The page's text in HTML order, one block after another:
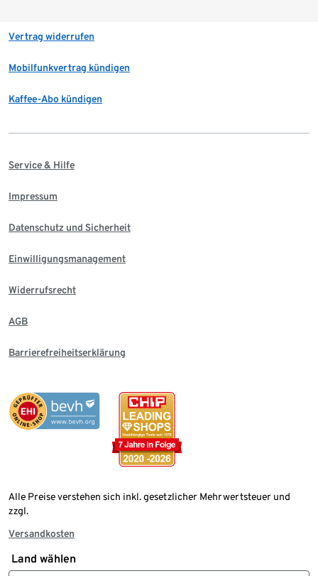
Vertrag widerrufen
Mobilfunkvertrag kündigen
Kaffee-Abo kündigen
Service & Hilfe
Impressum
Datenschutz und Sicherheit
Einwilligungsmanagement
Widerrufsrecht
AGB
Barrierefreiheitserklärung
Alle Preise verstehen sich inkl. gesetzlicher Mehrwertsteuer und
zzgl.
Versandkosten
Land wählen